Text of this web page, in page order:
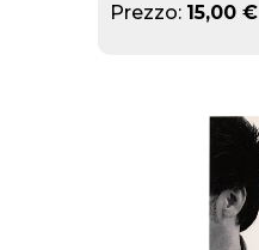
Prezzo: 15,00 €